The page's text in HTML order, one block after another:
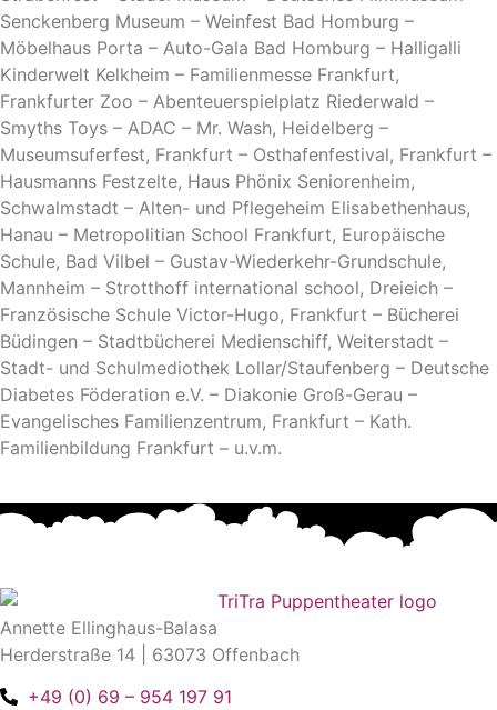
Senckenberg Museum – Weinfest Bad Homburg –
Möbelhaus Porta – Auto-Gala Bad Homburg – Halligalli
Kinderwelt Kelkheim – Familienmesse Frankfurt,
Frankfurter Zoo – Abenteuerspielplatz Riederwald –
Smyths Toys – ADAC – Mr. Wash, Heidelberg –
Museumsuferfest, Frankfurt – Osthafenfestival, Frankfurt –
Hausmanns Festzelte, Haus Phönix Seniorenheim,
Schwalmstadt – Alten- und Pflegeheim Elisabethenhaus,
Hanau – Metropolitian School Frankfurt, Europäische
Schule, Bad Vilbel – Gustav-Wiederkehr-Grundschule,
Mannheim – Strotthoff international school, Dreieich –
Französische Schule Victor-Hugo, Frankfurt – Bücherei
Büdingen – Stadtbücherei Medienschiff, Weiterstadt –
Stadt- und Schulmediothek Lollar/Staufenberg – Deutsche
Diabetes Föderation e.V. – Diakonie Groß-Gerau –
Evangelisches Familienzentrum, Frankfurt – Kath.
Familienbildung Frankfurt – u.v.m.
Annette Ellinghaus-Balasa
Herderstraße 14 | 63073 Offenbach
+49 (0) 69 – 954 197 91